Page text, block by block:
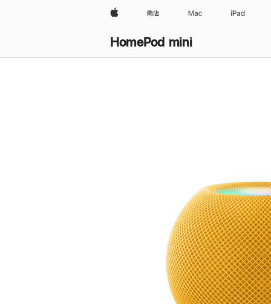
Apple 商店 Mac iPad
HomePod mini